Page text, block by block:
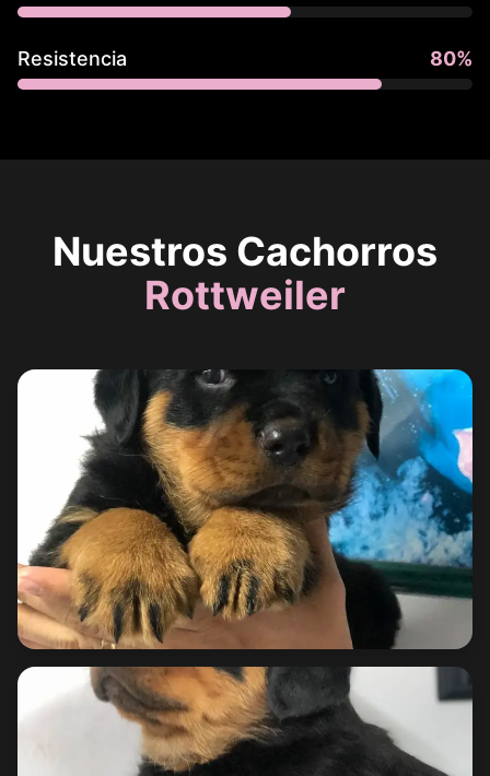
Resistencia 80%
Nuestros Cachorros
Rottweiler